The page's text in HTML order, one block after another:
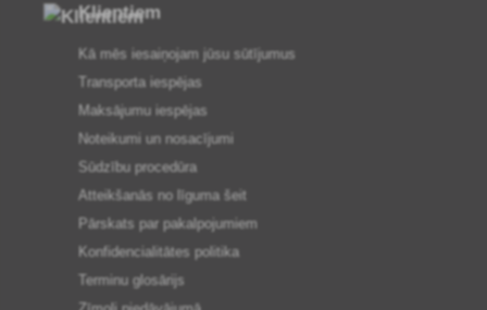
Klientiem
Kā mēs iesaiņojam jūsu sūtījumus
Transporta iespējas
Maksājumu iespējas
Noteikumi un nosacījumi
Sūdzību procedūra
Atteikšanās no līguma šeit
Pārskats par pakalpojumiem
Konfidencialitātes politika
Terminu glosārijs